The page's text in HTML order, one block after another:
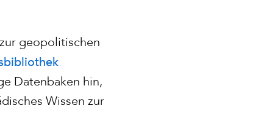
geopolitischen
Datenbaken hin,
Wissen zur